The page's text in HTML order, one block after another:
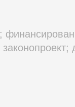
;
законопроект;